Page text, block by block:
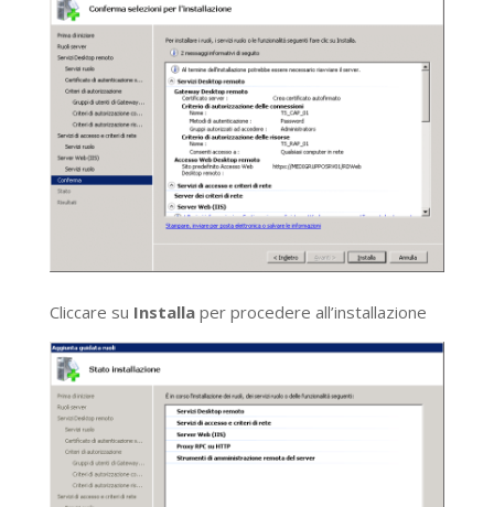
Cliccare su Installaper procedere all’installazione